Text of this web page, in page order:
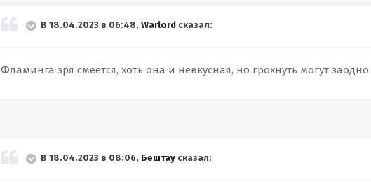
В 18.04.2023 в 06:48,Warlord сказал:
Фламинга зря смеётся, хоть она и невкусная, но грохнуть могут
В 18.04.2023 в 08:06, Бештау сказал: